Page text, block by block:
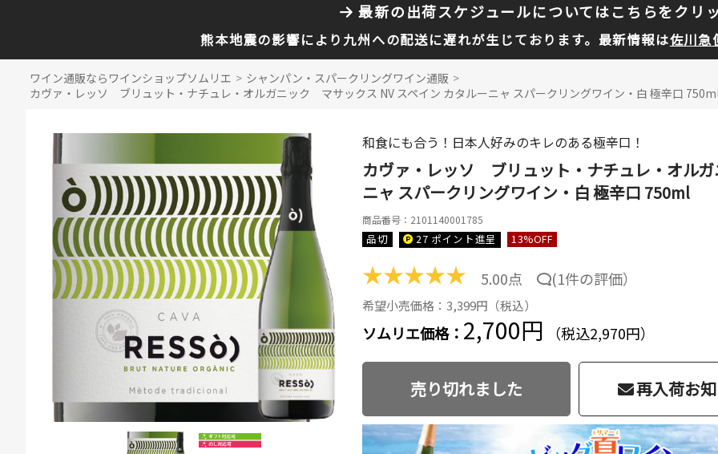
最新の出荷スケジュールについてはこちらをクリ
熊本地震の影響により九州への配送に遅れが生じております。最新情報は佐川急
ワイン通販ならワインショップソムリエ > シャンパン・スパークリングワイン通販 >
カヴァ・レッソ ブリュット・ナチュレ・オルガニック マサックス NV スペイン カタルーニャ スパークリングワイン・白 極辛口
和食にも合う！日本人好みのキレのある極辛口！
カヴァ・レッソ ブリュット・ナチュレ・オル
ニャ スパークリングワイン・白 極辛口 750ml
商品番号：2101140001785
品切 27 ポイント進呈 13%OFF
★★★★★ 5.00点 (1件の評価）
希望小売価格：3,399円（税込）
ソムリエ価格： 2,700円 （税込2,970円）
売り切れました 再入荷お